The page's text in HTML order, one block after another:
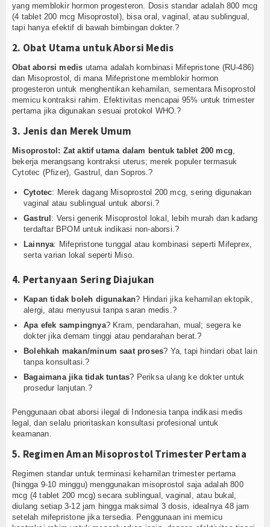
yang memblokir hormon progesteron. Dosis standar adalah 800 mcg
(4 tablet 200 mcg Misoprostol), bisa oral, vaginal, atau sublingual,
tapi hanya efektif di bawah bimbingan dokter.?
2. Obat Utama untuk Aborsi Medis
Obat aborsi medis utama adalah kombinasi Mifepristone (RU-486)
dan Misoprostol, di mana Mifepristone memblokir hormon
progesteron untuk menghentikan kehamilan, sementara Misoprostol
memicu kontraksi rahim. Efektivitas mencapai 95% untuk trimester
pertama jika digunakan sesuai protokol WHO.?
3. Jenis dan Merek Umum
Misoprostol: Zat aktif utama dalam bentuk tablet 200 mcg
bekerja merangsang kontraksi uterus; merek populer termasuk
Cytotec (Pfizer), Gastrul, dan Sopros.?
Cytotec: Merek dagang Misoprostol 200 mcg, sering digunakan
vaginal atau sublingual untuk aborsi.?
Gastrul : Versi generik Misoprostol lokal, lebih murah dan kadang
terdaftar BPOM untuk indikasi non-aborsi.?
Lainnya: Mifepristone tunggal atau kombinasi seperti Mifeprex,
serta varian lokal seperti Miso.
4. Pertanyaan Sering Diajukan
Kapan tidak boleh digunakan? Hindari jika kehamilan ektopik,
alergi, atau menyusui tanpa saran medis.?
Apa efek sampingnya? Kram, pendarahan, mual; segera ke
dokter jika demam tinggi atau pendarahan berat.?
Bolehkah makan/minum saat proses? Ya, tapi hindari obat lain
tanpa konsultasi.?
Bagaimana jika tidak tuntas? Periksa ulang ke dokter untuk
prosedur lanjutan.?
Penggunaan obat aborsi ilegal di Indonesia tanpa indikasi medis
legal, dan selalu prioritaskan konsultasi profesional untuk
keamanan.
5. Regimen Aman Misoprostol Trimester Pertama
Regimen standar untuk terminasi kehamilan trimester pertama
(hingga 9-10 minggu) menggunakan misoprostol saja adalah 800
mcg (4 tablet 200 mcg) secara sublingual, vaginal, atau bukal,
diulang setiap 3-12 jam hingga maksimal 3 dosis, idealnya 48 jam
setelah mifepristone jika tersedia. Penggunaan ini memicu